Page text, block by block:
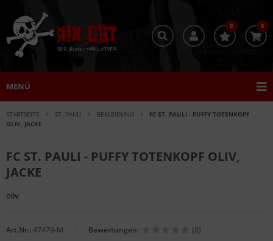
0 0
MENÜ
STARTSEITE ST. PAULI BEKLEIDUNG
FC ST. PAULI - PUFFY TOTENKOPF
OLIV, JACKE
FC ST. PAULI - PUFFY TOTENKOPF OLIV,
JACKE
oliv
Art.Nr.: 47479-M Bewertungen: (0)